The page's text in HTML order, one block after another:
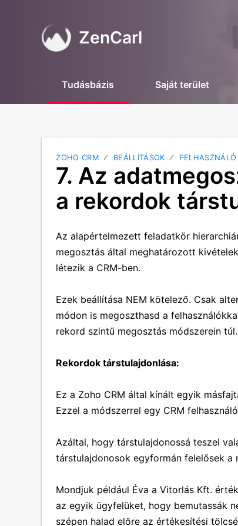
ZenCarl
Tudásbázis Saját terület
ZOHO CRM BEÁLLÍTÁSOK
7. Az
a rekordok
Az alapértelmezett feladatkör
megosztás által meghatározott
létezik a CRM-ben.
Ezek beállítása NEM kötelező. Csak
módon is megoszthasd a
rekord szintű megosztás módszerein túl.
Rekordok társtulajdonlása:
Ez a Zoho CRM által kínált egyik
Ezzel a módszerrel egy CRM
Azáltal, hogy társtulajdonossá teszel
társtulajdonosok egyformán felelősek
Mondjuk például Éva a Vitorlás Kft.
az egyik ügyfelüket, hogy bemutassák
szépen halad előre az értékesítési